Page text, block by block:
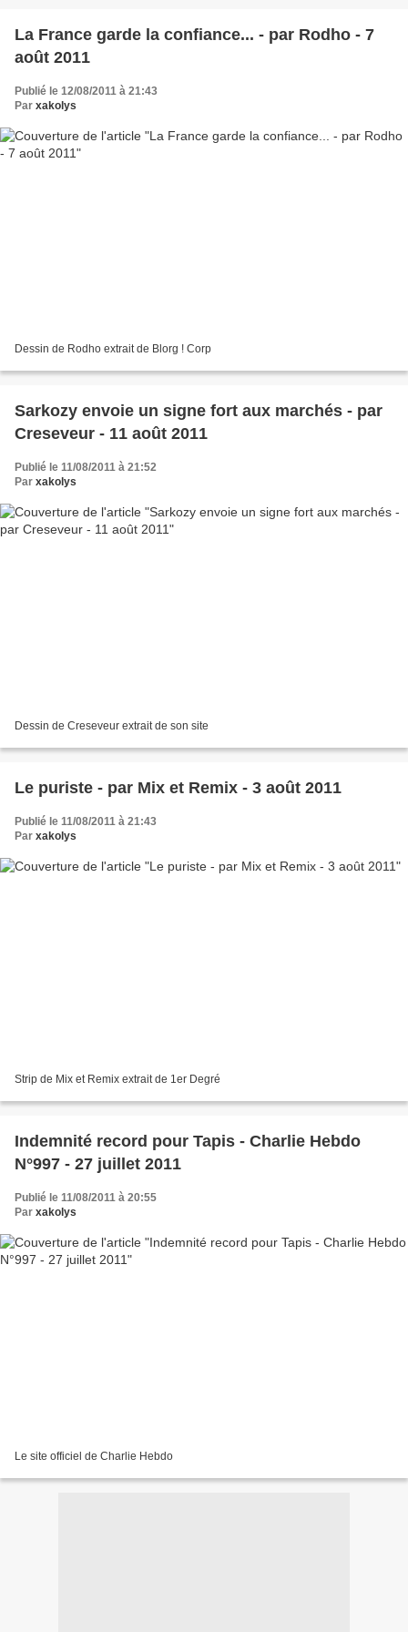
La France garde la confiance... - par Rodho - 7
août 2011
Publié le 12/08/2011 à 21:43
Par xakolys
Dessin de Rodho extrait de Blorg ! Corp
Sarkozy envoie un signe fort aux marchés - par
Creseveur - 11 août 2011
Publié le 11/08/2011 à 21:52
Par xakolys
Dessin de Creseveur extrait de son site
Le puriste - par Mix et Remix - 3 août 2011
Publié le 11/08/2011 à 21:43
Par xakolys
Strip de Mix et Remix extrait de 1er Degré
Indemnité record pour Tapis - Charlie Hebdo
N°997 - 27 juillet 2011
Publié le 11/08/2011 à 20:55
Par xakolys
Le site officiel de Charlie Hebdo